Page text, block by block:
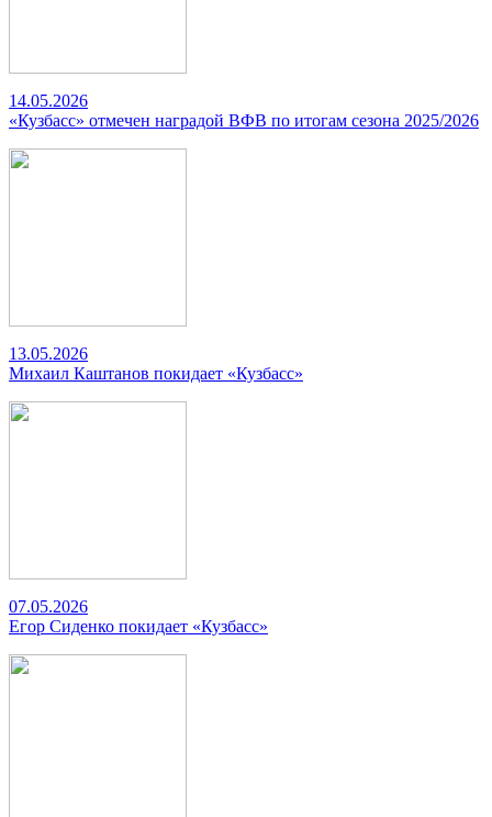
14.05.2026
«Кузбасс» отмечен наградой ВФВ по итогам сезона 2025/2026
13.05.2026
Михаил Каштанов покидает «Кузбасс»
07.05.2026
Егор Сиденко покидает «Кузбасс»